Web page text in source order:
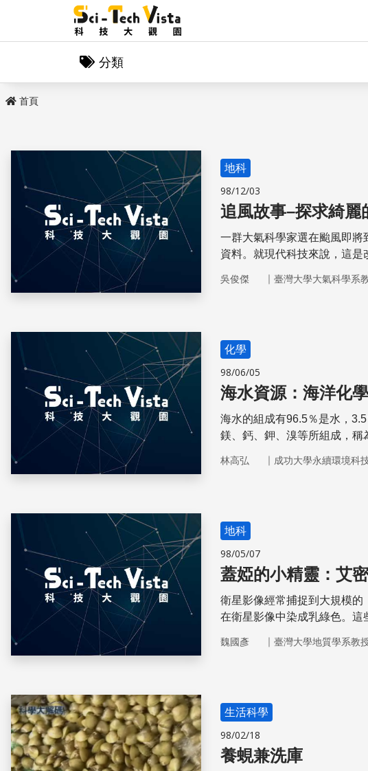
分類
首頁
地科
98/12/03
追風故事–探求綺麗
一群大氣科學家選在颱風即
資料。就現代科技來說，這
吳俊傑 ｜ 臺灣大學大氣科學系
化學
98/06/05
海水資源：海洋化
海水的組成有96.5％是水，
鎂、鈣、鉀、溴等所組成，稱
林高弘 ｜ 成功大學永續環境科
地科
98/05/07
蓋婭的小精靈：艾
衛星影像經常捕捉到大規模
在衛星影像中染成乳綠色。這
們可是身負著重要的任務呢！
魏國彥 ｜ 臺灣大學地質學系教
生活科學
98/02/18
養蜆兼洗庫